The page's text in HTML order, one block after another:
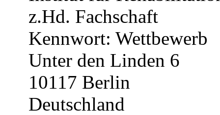
z.Hd. Fachschaft
Kennwort: Wettbewerb
Unter den Linden 6
10117 Berlin
Deutschland